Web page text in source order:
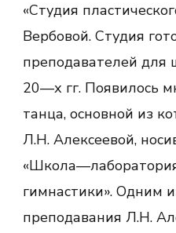
«Студия
Вербовой. Студия
преподавателей для
20—х гг. Появилось
танца, основной из
Л.Н. Алексеевой,
гимнастики». Одним
преподавания Л.Н.